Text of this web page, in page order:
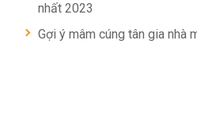
nhất 2023
Gợi ý mâm cúng tân gia nhà